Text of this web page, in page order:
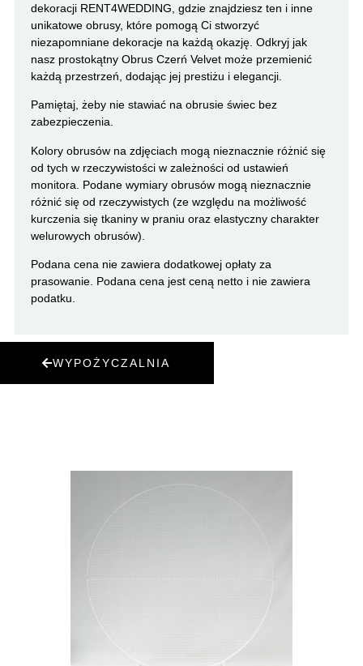
dekoracji RENT4WEDDING, gdzie znajdziesz ten i inne
unikatowe obrusy, które pomogą Ci stworzyć
niezapomniane dekoracje na każdą okazję. Odkryj jak
nasz prostokątny Obrus Czerń Velvet może przemienić
każdą przestrzeń, dodając jej prestiżu i elegancji.
Pamiętaj, żeby nie stawiać na obrusie świec bez
zabezpieczenia.
Kolory obrusów na zdjęciach mogą nieznacznie różnić się
od tych w rzeczywistości w zależności od ustawień
monitora. Podane wymiary obrusów mogą nieznacznie
różnić się od rzeczywistych (ze względu na możliwość
kurczenia się tkaniny w praniu oraz elastyczny charakter
welurowych obrusów).
Podana cena nie zawiera dodatkowej opłaty za
prasowanie. Podana cena jest ceną netto i nie zawiera
podatku.
WYPOŻYCZALNIA